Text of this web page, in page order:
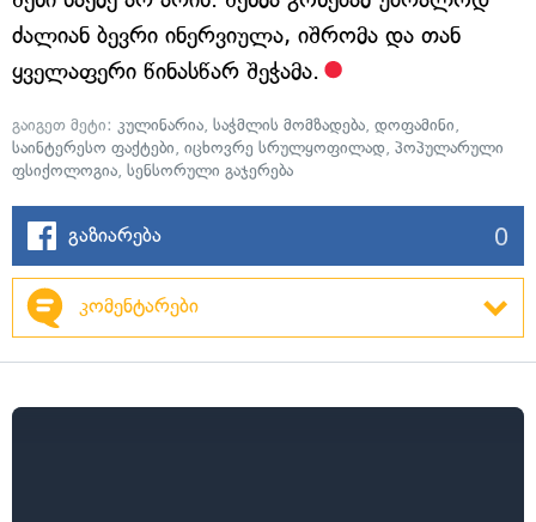
ძალიან ბევრი ინერვიულა, იშრომა და თან
ყველაფერი წინასწარ შეჭამა.
გაიგეთ მეტი: კულინარია, საჭმლის მომზადება, დოფამინი,
საინტერესო ფაქტები, იცხოვრე სრულყოფილად, პოპულარული
ფსიქოლოგია, სენსორული გაჯერება
გაზიარება 0
კომენტარები